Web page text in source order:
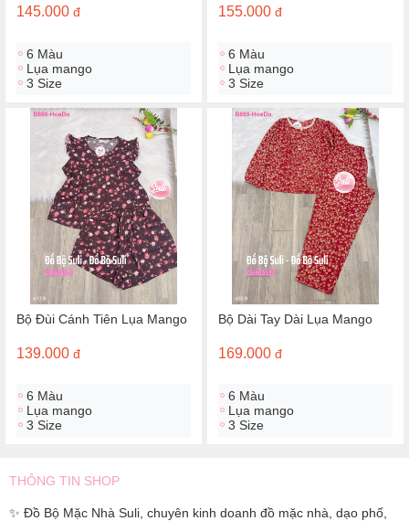
145.000 đ
6 Màu
Lụa mango
3 Size
155.000 đ
6 Màu
Lụa mango
3 Size
Bộ Đùi Cánh Tiên Lụa Mango
139.000 đ
6 Màu
Lụa mango
3 Size
Bộ Dài Tay Dài Lụa Mango
169.000 đ
6 Màu
Lụa mango
3 Size
THÔNG TIN SHOP
✨ Đồ Bộ Mặc Nhà Suli, chuyên kinh doanh đồ mặc nhà, dạo phố,